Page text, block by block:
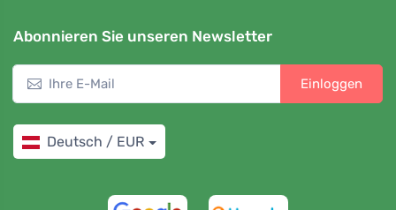
Abonnieren Sie unseren Newsletter
Einloggen
Deutsch / EUR